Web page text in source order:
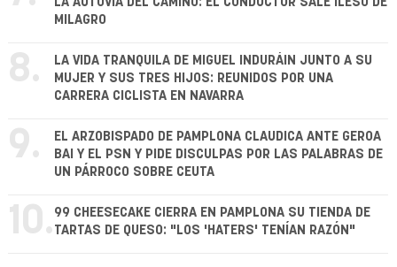
MILAGRO
8.
LA VIDA TRANQUILA DE MIGUEL INDURÁIN JUNTO A SU
MUJER Y SUS TRES HIJOS: REUNIDOS POR UNA
CARRERA CICLISTA EN NAVARRA
9.
EL ARZOBISPADO DE PAMPLONA CLAUDICA ANTE GEROA
BAI Y EL PSN Y PIDE DISCULPAS POR LAS PALABRAS DE
UN PÁRROCO SOBRE CEUTA
10. 99 CHEESECAKE CIERRA EN PAMPLONA SU TIENDA DE
TARTAS DE QUESO: "LOS 'HATERS' TENÍAN RAZÓN"